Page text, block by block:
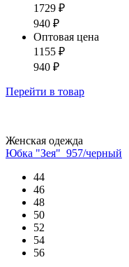
1729 ₽
940 ₽
Оптовая цена
1155 ₽
940 ₽
Перейти в товар
Женская одежда
Юбка "Зея"_957/черный
44
46
48
50
52
54
56